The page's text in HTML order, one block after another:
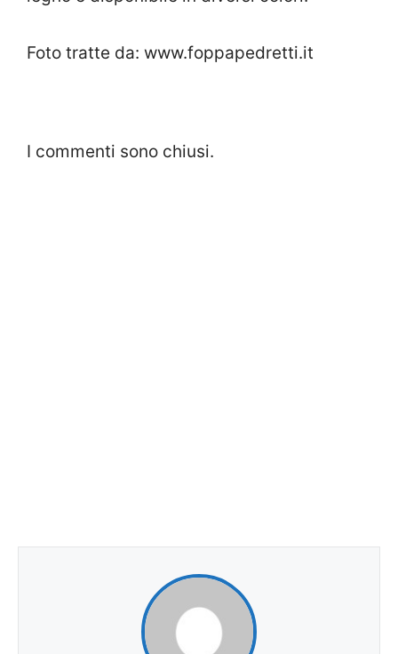
Foto tratte da: www.foppapedretti.it
I commenti sono chiusi.